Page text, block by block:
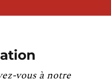
vous à notre